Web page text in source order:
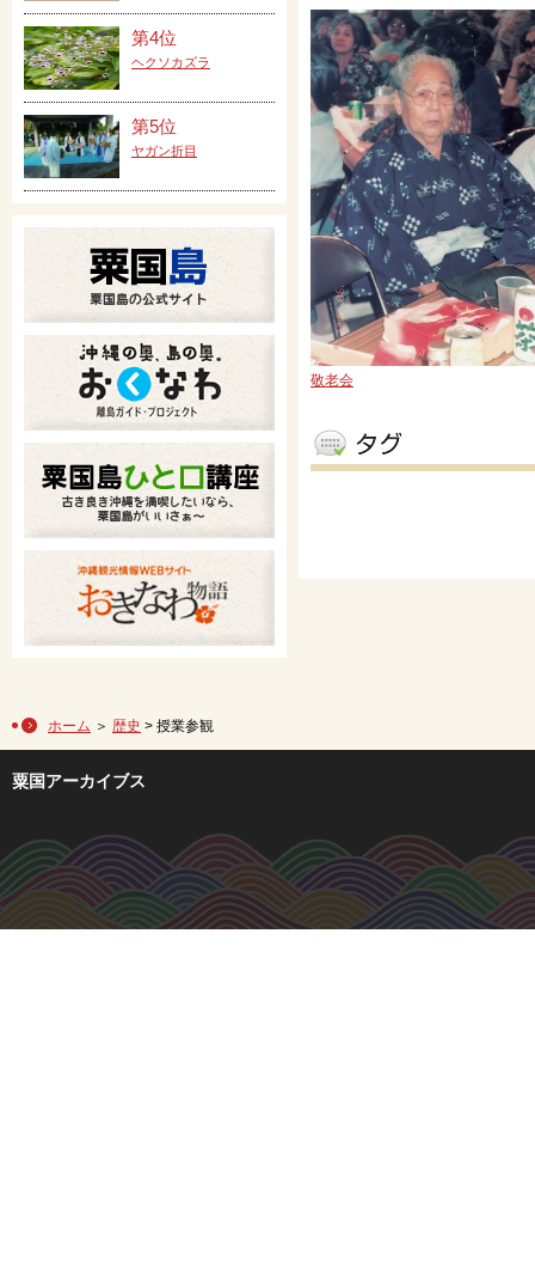
敬老会
第4位
ヘクソカズラ
第5位
ヤガン折目
ホーム ＞ 歴史 > 授業参観
粟国アーカイブス